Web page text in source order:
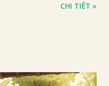
CHI TIẾT »